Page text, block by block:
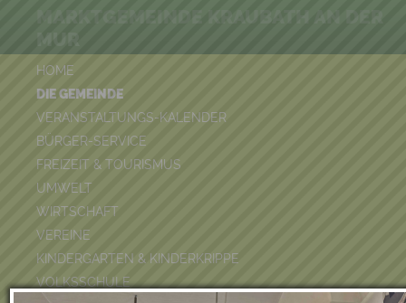
HOME
DIE GEMEINDE
VERANSTALTUNGS-KALENDER
BÜRGER-SERVICE
FREIZEIT & TOURISMUS
UMWELT
WIRTSCHAFT
VEREINE
KINDERGARTEN & KINDERKRIPPE
VOLKSSCHULE
MUR